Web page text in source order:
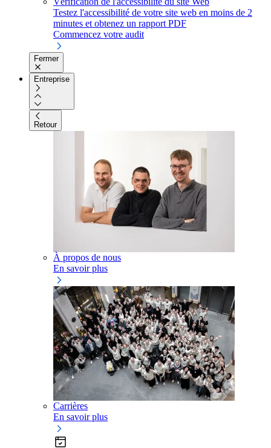
Testez l'accessibilité de votre site web en moins de 2
minutes et obtenez un rapport PDF
Commencez votre audit
Fermer
Entreprise
Retour
À propos de nous
En savoir plus
Carrières
En savoir plus